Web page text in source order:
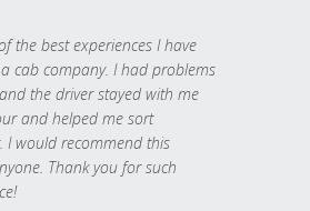
the best experiences I have
cab company. I had problems
the driver stayed with me
and helped me sort
I would recommend this
Thank you for such